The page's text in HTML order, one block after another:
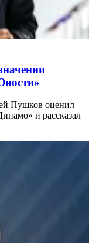
Пушков оценил
и рассказал